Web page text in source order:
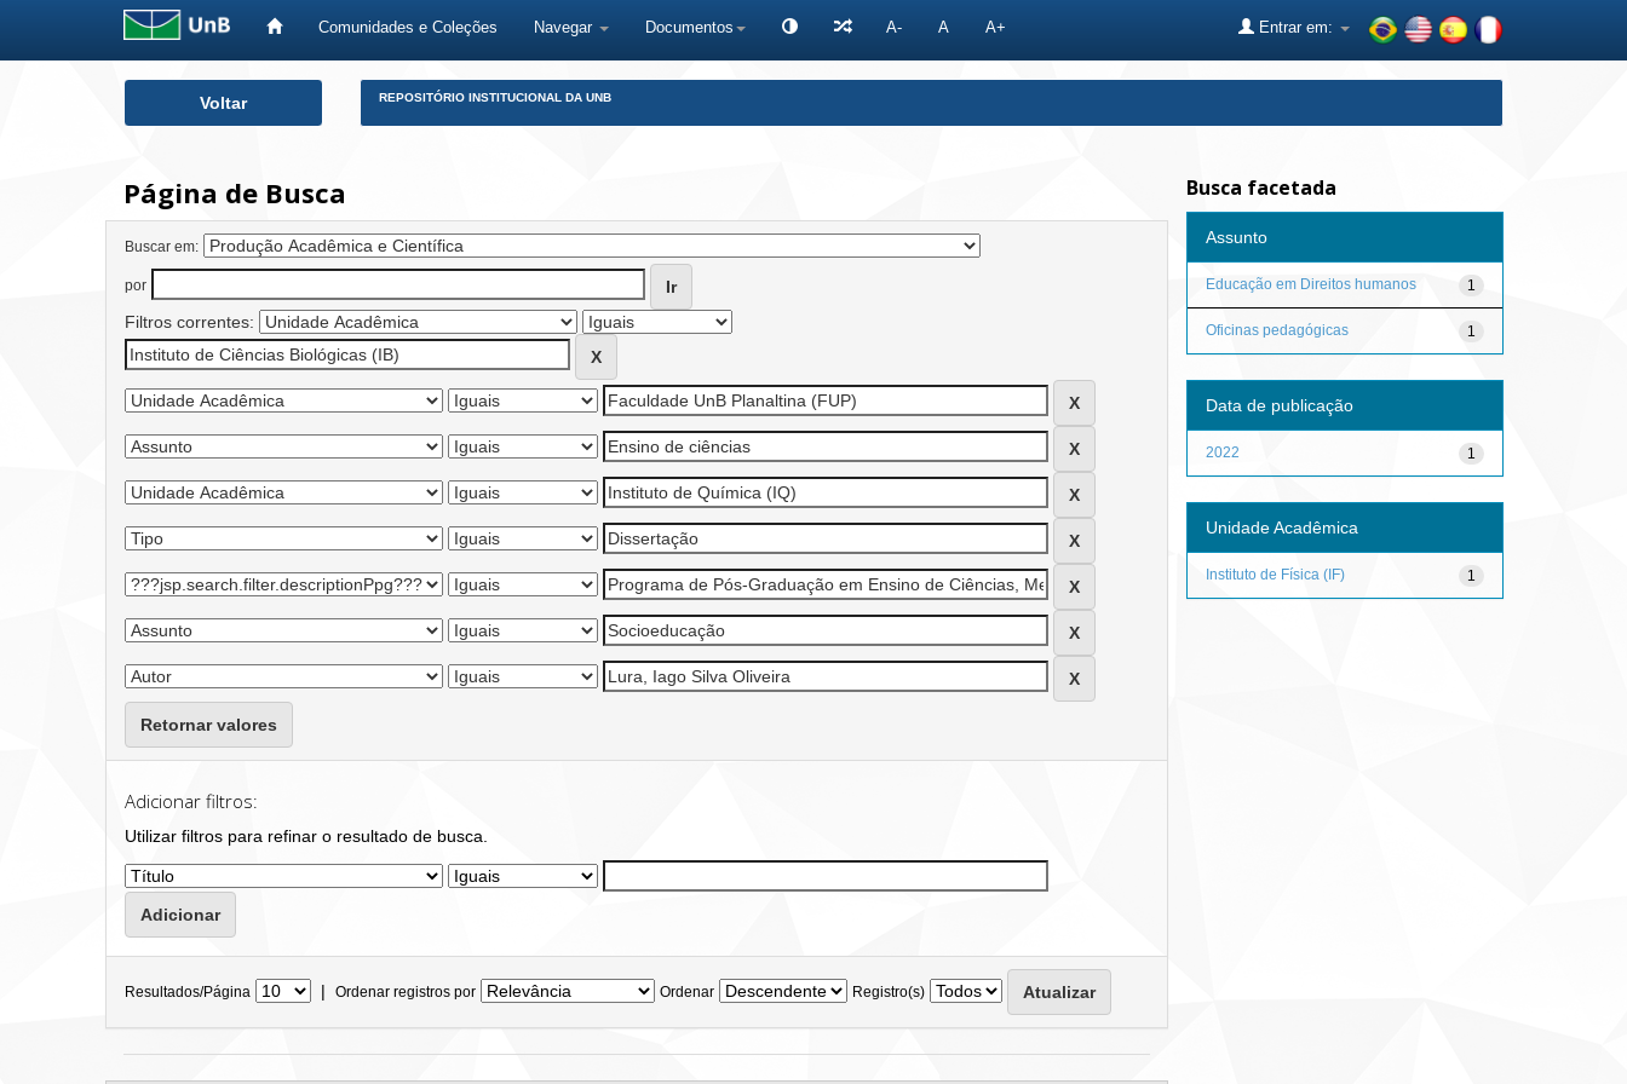
Comunidades e Coleções Navegar Documentos A- A A+ Entrar em:
Voltar REPOSITÓRIO INSTITUCIONAL DA UNB
Página de Busca
Buscar em:
por
Filtros correntes:
Retornar valores
Adicionar filtros:
Utilizar filtros para refinar o resultado de busca.
Resultados/Página | Ordenar registros por Ordenar Registro(s)
Busca facetada
Assunto
1
Educação em Direitos humanos
1
Oficinas pedagógicas
Data de publicação
1
2022
Unidade Acadêmica
1
Instituto de Física (IF)